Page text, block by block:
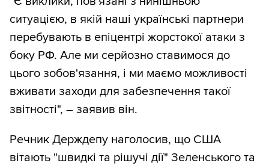
ситуацією, в якій наші українські партнери
перебувають в епіцентрі жорстокої атаки з
боку РФ. Але ми серйозно ставимося до
цього зобов'язання, і ми маємо можливості
вживати заходи для забезпечення такої
звітності", – заявив він.
Речник Держдепу наголосив, що США
вітають "швидкі та рішучі дії" Зеленського та